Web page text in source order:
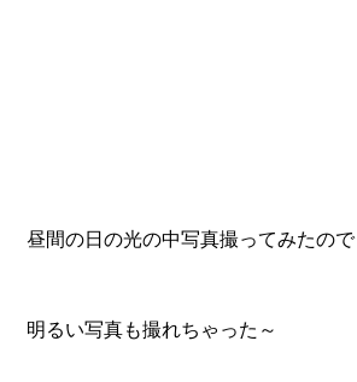
昼間の日の光の中写真撮ってみたので
明るい写真も撮れちゃった～